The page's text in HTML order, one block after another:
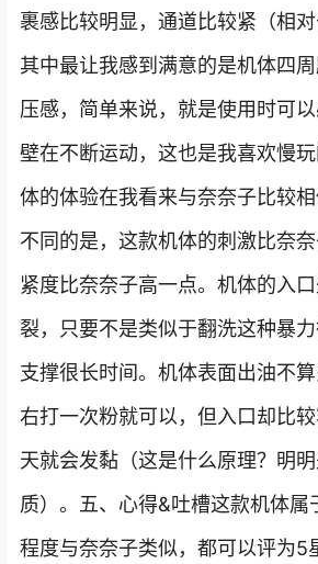
裹感比较明显，通道比较紧（相对
其中最让我感到满意的是机体四
压感，简单来说，就是使用时可
壁在不断运动，这也是我喜欢慢
体的体验在我看来与奈奈子比较相
不同的是，这款机体的刺激比奈
紧度比奈奈子高一点。机体的入
裂，只要不是类似于翻洗这种暴
支撑很长时间。机体表面出油不
右打一次粉就可以，但入口却比
天就会发黏（这是什么原理？明
质）。五、心得&吐槽这款机体属
程度与奈奈子类似，都可以评为5